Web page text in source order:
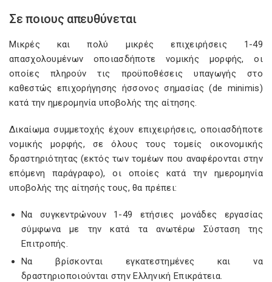
Σε ποιους απευθύνεται
Μικρές και πολύ μικρές επιχειρήσεις 1-49
απασχολουμένων οποιασδήποτε νομικής μορφής, οι
οποίες πληρούν τις προϋποθέσεις υπαγωγής στο
καθεστώς επιχορήγησης ήσσονος σημασίας (de minimis)
κατά την ημερομηνία υποβολής της αίτησης.
Δικαίωμα συμμετοχής έχουν επιχειρήσεις, οποιασδήποτε
νομικής μορφής, σε όλους τους τομείς οικονομικής
δραστηριότητας (εκτός των τομέων που αναφέρονται στην
επόμενη παράγραφο), οι οποίες κατά την ημερομηνία
υποβολής της αίτησής τους, θα πρέπει:
Να συγκεντρώνουν 1-49 ετήσιες μονάδες εργασίας
σύμφωνα με την κατά τα ανωτέρω Σύσταση της
Επιτροπής.
Να βρίσκονται εγκατεστημένες και να
δραστηριοποιούνται στην Ελληνική Επικράτεια.